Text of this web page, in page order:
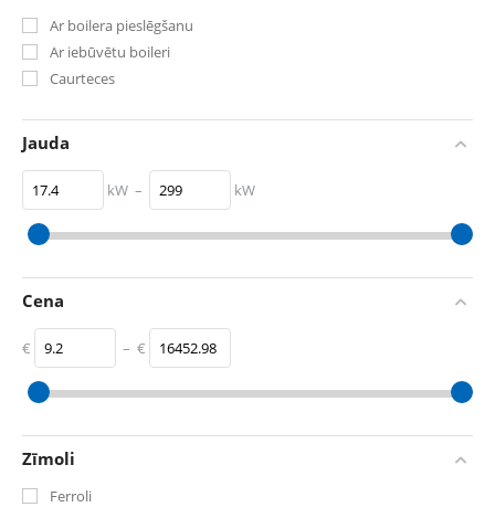
Ar boilera pieslēgšanu
Ar iebūvētu boileri
Caurteces
Jauda
kW – kW
17.4kW kW
Cena
€ – €
9.2 16452.98
Zīmoli
Ferroli